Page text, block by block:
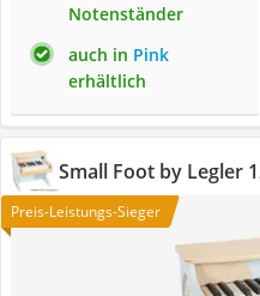
Notenständer
auch in Pink
erhältlich
Small Foot by Legler
Preis-Leistungs-Sieger